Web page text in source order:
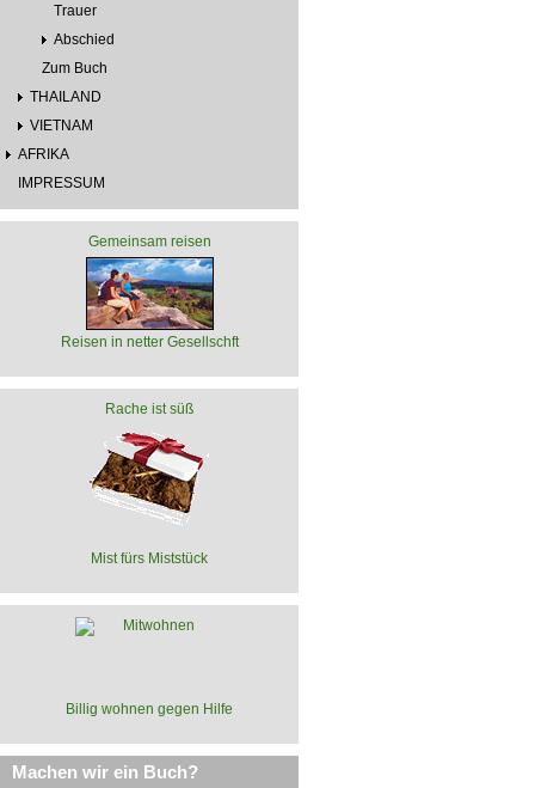
Trauer
Abschied
Zum Buch
THAILAND
VIETNAM
AFRIKA
IMPRESSUM
Gemeinsam reisen
Reisen in netter Gesellschft
Rache ist süß
Mist fürs Miststück
Billig wohnen gegen Hilfe
Machen wir ein Buch?